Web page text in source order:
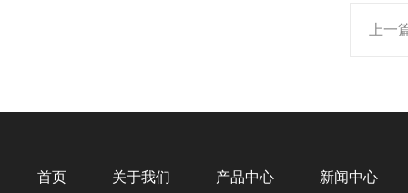
上一
首页 关于我们 产品中心 新闻中心